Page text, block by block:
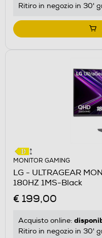
Ritiro in negozio in 30'
MONITOR GAMING
LG - ULTRAGEAR
180HZ 1MS-Black
€ 199,00
Acquisto online:
Ritiro in negozio in 30'